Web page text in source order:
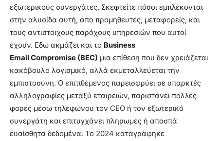
εξωτερικούς συνεργάτες. Σκεφτείτε πόσοι εμπλέκονται
στην αλυσίδα αυτή, απο προμηθευτές, μεταφορείς, και
τους αντιστοιχους παρόχους υπηρεσιών που αυτοί
έχουν. Εδώ ακμάζει και το Business
Email Compromise (BEC) μια επίθεση που δεν χρειάζεται
κακόβουλο λογισμικό, αλλά εκμεταλλεύεται την
εμπιστοσύνη. Ο επιτιθέμενος παρεισφρύει σε υπαρκτές
αλληλογραφίες μεταξύ εταιρειών, παριστάνει πολλές
φορές μέσω τηλεφώνου τον CEO ή τον εξωτερικό
συνεργάτη και επιτυγχάνει πληρωμές ή αποσπά
ευαίσθητα δεδομένα. Το 2024 καταγράφηκε